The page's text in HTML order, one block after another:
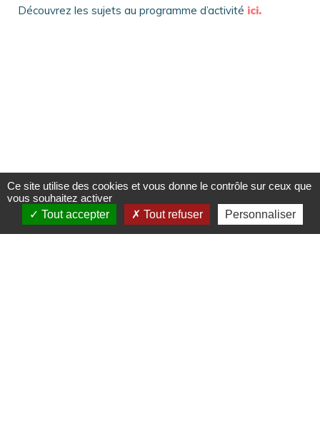
Découvrez les sujets au programme d’activité ici.
Ce site utilise des cookies et vous donne le contrôle sur ceux que
vous souhaitez activer
Tout accepter
Tout refuser Personnaliser